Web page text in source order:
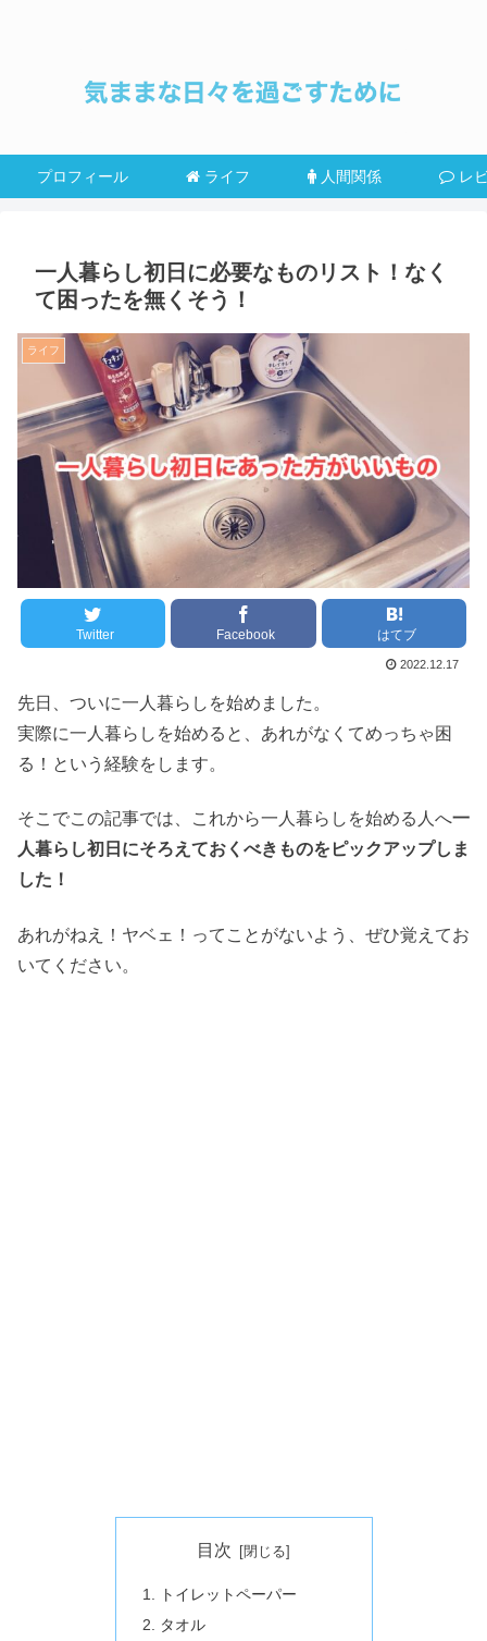
プロフィール ライフ 人間関係 レ
一人暮らし初日に必要なものリスト！なく
て困ったを無くそう！
ライフ
Twitter Facebook はてブ
2022.12.17
先日、ついに一人暮らしを始めました。
実際に一人暮らしを始めると、あれがなくてめっちゃ困
る！という経験をします。
そこでこの記事では、これから一人暮らしを始める人へ一
人暮らし初日にそろえておくべきものをピックアップしま
した！
あれがねえ！ヤベェ！ってことがないよう、ぜひ覚えてお
いてください。
目次
トイレットペーパー
タオル